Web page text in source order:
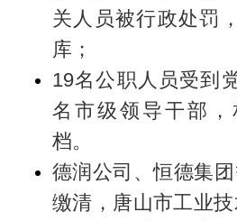
关人员被行政处罚
库；
19名公职人员受到
名市级领导干部，
档。
德润公司、恒德集
缴清，唐山市工业